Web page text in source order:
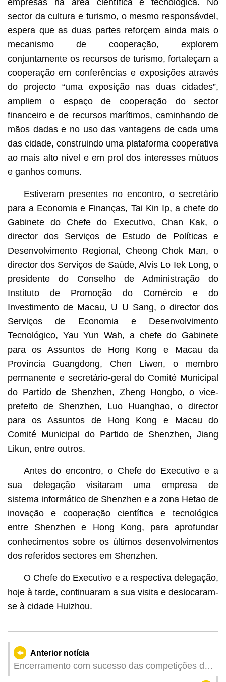
sector da cultura e turismo, o mesmo responsávdel,
espera que as duas partes reforçem ainda mais o
mecanismo de cooperação, explorem
conjuntamente os recursos de turismo, fortaleçam a
cooperação em conferências e exposições através
do projecto “uma exposição nas duas cidades”,
ampliem o espaço de cooperação do sector
financeiro e de recursos marítimos, caminhando de
mãos dadas e no uso das vantagens de cada uma
das cidade, construindo uma plataforma cooperativa
ao mais alto nível e em prol dos interesses mútuos
e ganhos comuns.
Estiveram presentes no encontro, o secretário
para a Economia e Finanças, Tai Kin Ip, a chefe do
Gabinete do Chefe do Executivo, Chan Kak, o
director dos Serviços de Estudo de Políticas e
Desenvolvimento Regional, Cheong Chok Man, o
director dos Serviços de Saúde, Alvis Lo Iek Long, o
presidente do Conselho de Administração do
Instituto de Promoção do Comércio e do
Investimento de Macau, U U Sang, o director dos
Serviços de Economia e Desenvolvimento
Tecnológico, Yau Yun Wah, a chefe do Gabinete
para os Assuntos de Hong Kong e Macau da
Província Guangdong, Chen Liwen, o membro
permanente e secretário-geral do Comité Municipal
do Partido de Shenzhen, Zheng Hongbo, o vice-
prefeito de Shenzhen, Luo Huanghao, o director
para os Assuntos de Hong Kong e Macau do
Comité Municipal do Partido de Shenzhen, Jiang
Likun, entre outros.
Antes do encontro, o Chefe do Executivo e a
sua delegação visitaram uma empresa de
sistema informático de Shenzhen e a zona Hetao de
inovação e cooperação científica e tecnológica
entre Shenzhen e Hong Kong, para aprofundar
conhecimentos sobre os últimos desenvolvimentos
dos referidos sectores em Shenzhen.
O Chefe do Executivo e a respectiva delegação,
hoje à tarde, continuaram a sua visita e deslocaram-
se à cidade Huizhou.
Anterior notícia
Encerramento com sucesso das competições de